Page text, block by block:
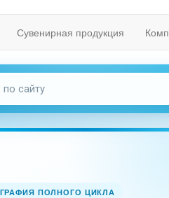
Сувенирная продукция
ПОЛНОГО ЦИКЛА